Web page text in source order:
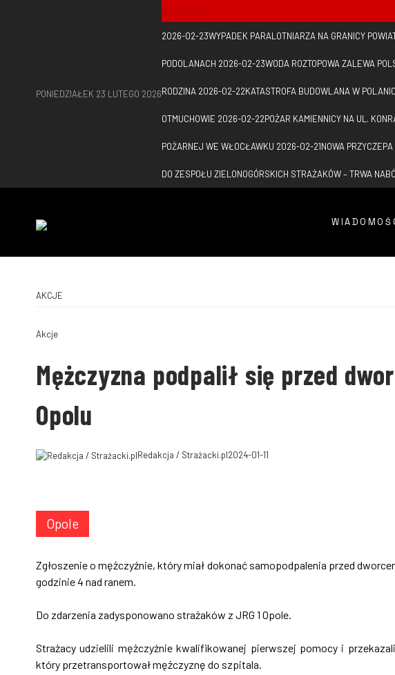
PONIEDZIAŁEK 23 LUTEGO 2026
NA GORĄCO
2026-02-23WYPADEK PARALOTNIARZA NA GRANICY
PODOLANACH 2026-02-23WODA ROZTOPOWA ZALEWA
RODZINA 2026-02-22KATASTROFA BUDOWLANA W
OTMUCHOWIE 2026-02-22POŻAR KAMIENNICY NA UL.
POŻARNEJ WE WŁOCŁAWKU 2026-02-21NOWA
DO ZESPOŁU ZIELONOGÓRSKICH STRAŻAKÓW – TRWA
AKCJE
Akcje
Mężczyzna podpalił się przed
Opolu
Redakcja / Strażacki.pl2024-01-11
Opole
Zgłoszenie o mężczyźnie, który miał dokonać samopodpalenia przed
godzinie 4 nad ranem.
Do zdarzenia zadysponowano strażaków z JRG 1 Opole.
Strażacy udzielili mężczyźnie kwalifikowanej pierwszej pomocy i
który przetransportował mężczyznę do szpitala.